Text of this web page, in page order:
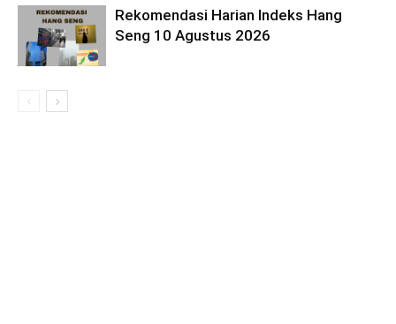
Rekomendasi Harian Indeks Hang
Seng 10 Agustus 2026